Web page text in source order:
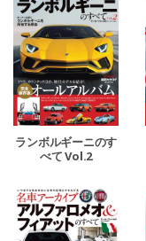
ランボルギーニのす
べて Vol.2